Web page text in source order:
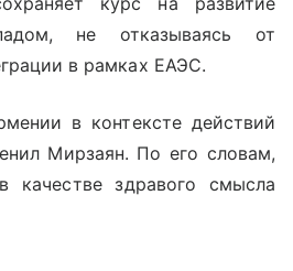
не отказываясь от
в рамках ЕАЭС.
в контексте действий
Мирзаян. По его словам,
качестве здравого смысла